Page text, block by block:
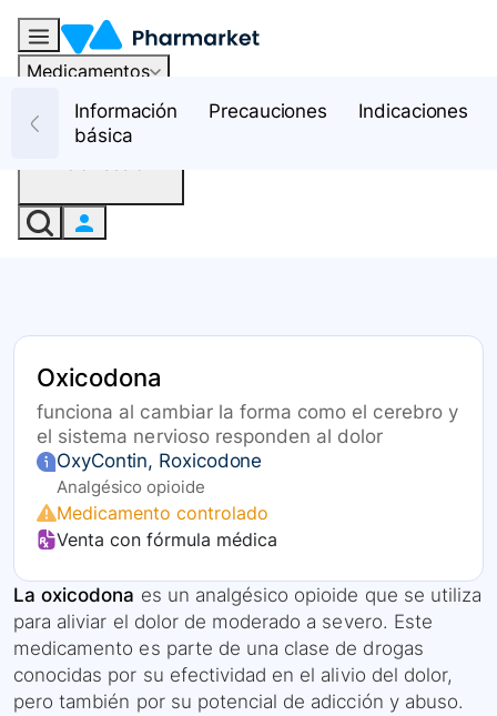
Medicamentos
RecursosInformación
básica
Precauciones Indicaciones
Oxicodona
funciona al cambiar la forma como el cerebro y
el sistema nervioso responden al dolor
OxyContin, Roxicodone
Analgésico opioide
Medicamento controlado
Venta con fórmula médica
La oxicodona es un analgésico opioide que se utiliza
para aliviar el dolor de moderado a severo. Este
medicamento es parte de una clase de drogas
conocidas por su efectividad en el alivio del dolor,
pero también por su potencial de adicción y abuso.